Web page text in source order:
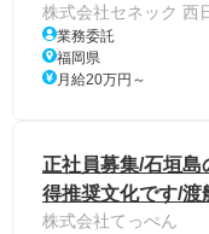
株式会社セネック 西
業務委託
福岡県
月給20万円～
正社員募集/石垣
得推奨文化です/渡
株式会社てっぺん